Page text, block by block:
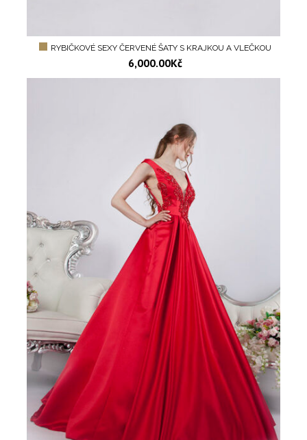
RYBIČKOVÉ SEXY ČERVENÉ ŠATY S KRAJKOU A VLEČKOU
6,000.00Kč